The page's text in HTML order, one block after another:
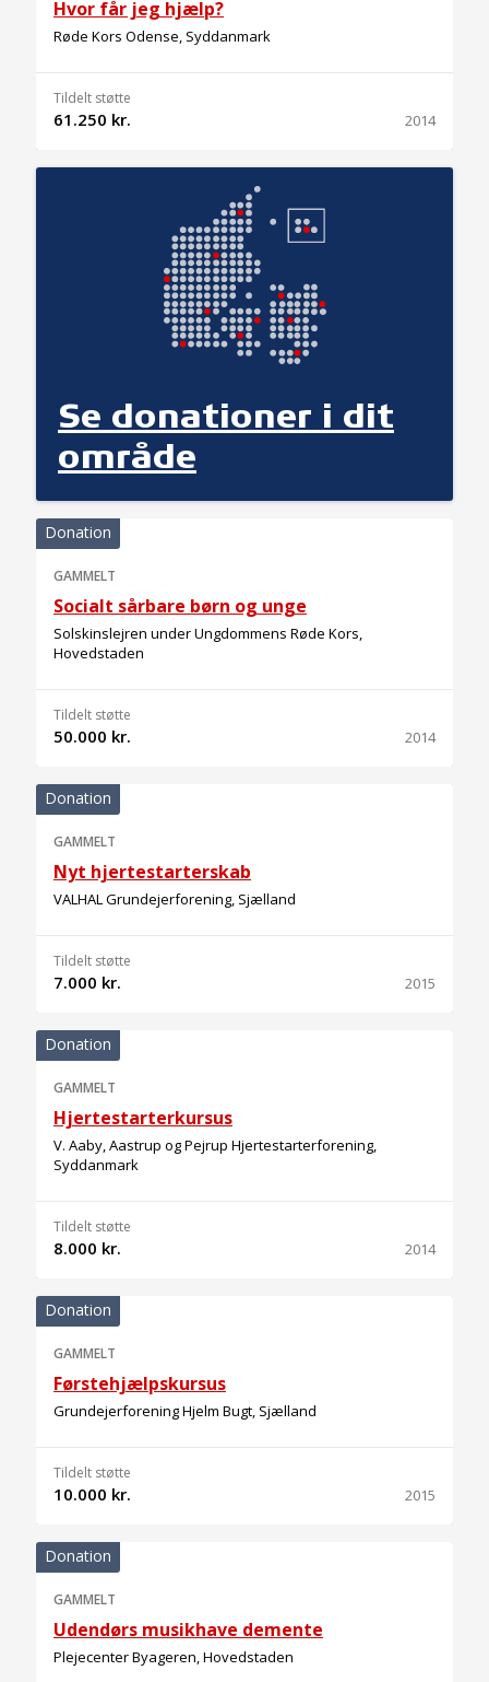
Se donationer i dit
område
Hvor får jeg hjælp?
Røde Kors Odense, Syddanmark
Tildelt støtte
61.250 kr. 2014
Donation
GAMMELT
Socialt sårbare børn og unge
Solskinslejren under Ungdommens Røde Kors,
Hovedstaden
Tildelt støtte
50.000 kr. 2014
Donation
GAMMELT
Nyt hjertestarterskab
VALHAL Grundejerforening, Sjælland
Tildelt støtte
7.000 kr. 2015
Donation
GAMMELT
Hjertestarterkursus
V. Aaby, Aastrup og Pejrup Hjertestarterforening,
Syddanmark
Tildelt støtte
8.000 kr. 2014
Donation
GAMMELT
Førstehjælpskursus
Grundejerforening Hjelm Bugt, Sjælland
Tildelt støtte
10.000 kr. 2015
Donation
GAMMELT
Udendørs musikhave demente
Plejecenter Byageren, Hovedstaden